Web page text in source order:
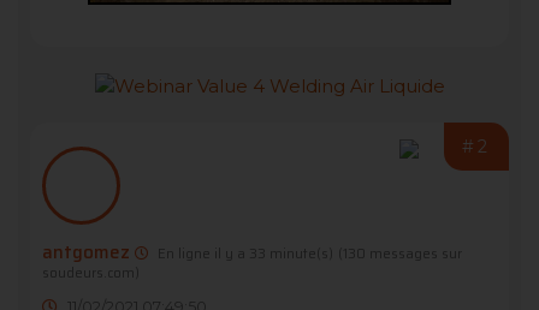
#2
antgomez En ligne il y a 33 minute(s)
(130 messages sur
soudeurs.com)